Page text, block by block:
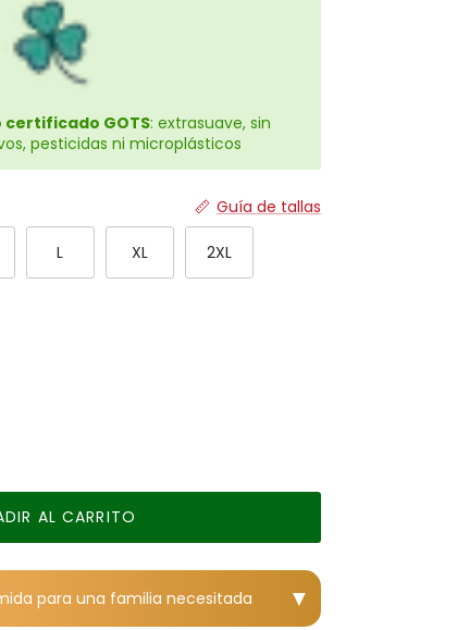
certificado GOTS: extrasuave, sin
pesticidas ni microplásticos
Guía de tallas
L XL 2XL
AL CARRITO
para una familia necesitada ▼